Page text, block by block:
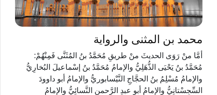
محمد بن المثنى والرواية
أمَّا منْ رَوَى الحديثَ منْ طريقِ مُحَمَّدُ بنُ المُثَنَّى فَمِنْهُمْ:
مُحَمَّدُ بنُ يَحْيَى الذُّهَلِيُّ والإمامُ مُحَمَّدُ بنُ إسْماعيلَ البُخارِيُّ
والإمامُ مُسْلِمُ بنُ الحجَّاجِ النَّيْسابوريُّ والإمامُ أبو داوودَ
السِّجِسْتانِيُّ والإمامُ أبو عبدِ الرَّحمنِ النَّسائِيُّ والإمامُ